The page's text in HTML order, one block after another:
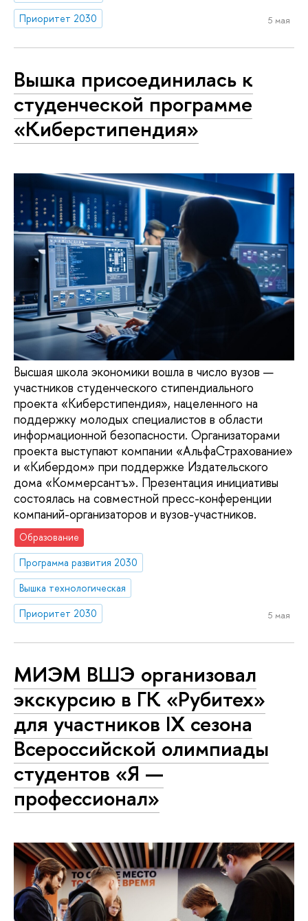
Приоритет 2030
5 мая
Вышка присоединилась к
студенческой программе
«Киберстипендия»
Высшая школа экономики вошла в число вузов —
участников студенческого стипендиального
проекта «Киберстипендия», нацеленного на
поддержку молодых специалистов в области
информационной безопасности. Организаторами
проекта выступают компании «АльфаСтрахование»
и «Кибердом» при поддержке Издательского
дома «Коммерсантъ». Презентация инициативы
состоялась на совместной пресс-конференции
компаний-организаторов и вузов-участников.
Образование
Программа развития 2030
Вышка технологическая
Приоритет 2030
5 мая
МИЭМ ВШЭ организовал
экскурсию в ГК «Рубитех»
для участников IX сезона
Всероссийской олимпиады
студентов «Я —
профессионал»